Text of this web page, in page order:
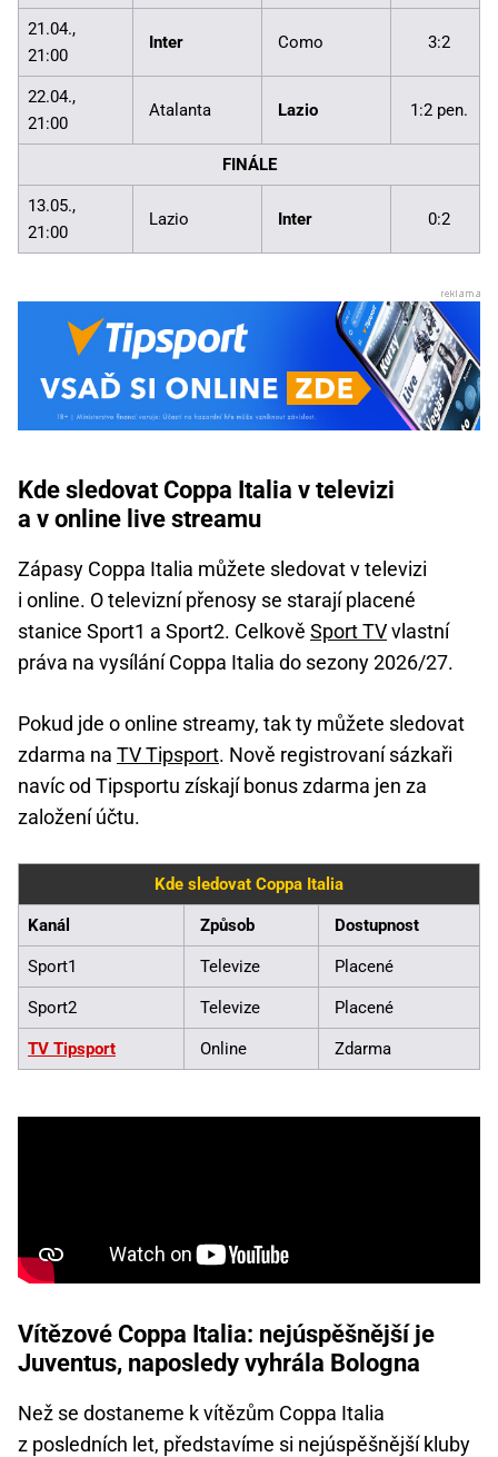
21.04.,
21:00
Inter Como 3:2
22.04.,
21:00
Atalanta Lazio 1:2 pen.
FINÁLE
13.05.,
21:00
Lazio Inter 0:2
Kde sledovat Coppa Italia v televizi
a v online live streamu
Zápasy Coppa Italia můžete sledovat v televizi
i online. O televizní přenosy se starají placené
stanice Sport1 a Sport2. Celkově Sport TVvlastní
práva na vysílání Coppa Italia do sezony 2026/27.
Pokud jde o online streamy, tak ty můžete sledovat
zdarma na TV Tipsport. Nově registrovaní sázkaři
navíc od Tipsportu získají bonus zdarma jen za
založení účtu.
Kde sledovat Coppa Italia
Kanál Způsob Dostupnost
Sport1 Televize Placené
Sport2 Televize Placené
TV Tipsport Online Zdarma
Vítězové Coppa Italia: nejúspěšnější je
Juventus, naposledy vyhrála Bologna
Než se dostaneme k vítězům Coppa Italia
z posledních let, představíme si nejúspěšnější kluby